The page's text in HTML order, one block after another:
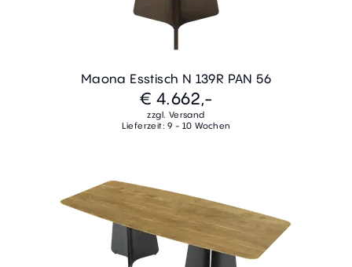
Maona Esstisch N 139R PAN 56
€ 4.662,-
zzgl. Versand
Lieferzeit: 9 - 10 Wochen